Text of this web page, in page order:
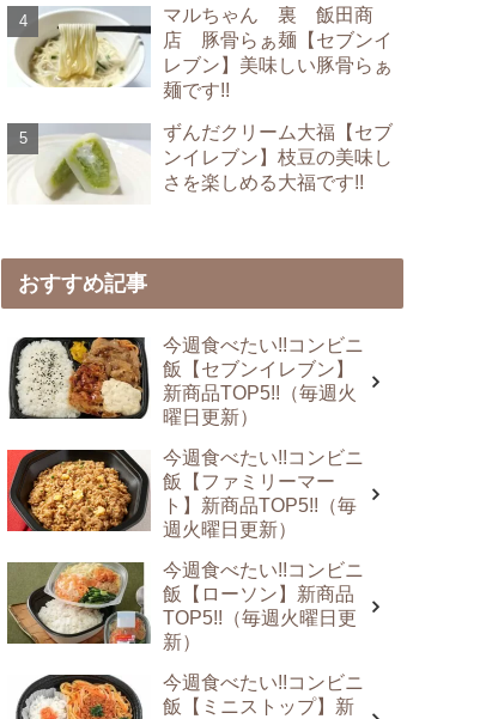
マルちゃん 裏 飯田商
店 豚骨らぁ麺【セブンイ
レブン】美味しい豚骨らぁ
麺です!!
ずんだクリーム大福【セブ
ンイレブン】枝豆の美味し
さを楽しめる大福です!!
おすすめ記事
今週食べたい!!コンビニ
飯【セブンイレブン】
新商品TOP5!!（毎週火
曜日更新）
今週食べたい!!コンビニ
飯【ファミリーマー
ト】新商品TOP5!!（毎
週火曜日更新）
今週食べたい!!コンビニ
飯【ローソン】新商品
TOP5!!（毎週火曜日更
新）
今週食べたい!!コンビニ
飯【ミニストップ】新